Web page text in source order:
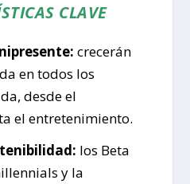
CLAVE
crecerán
en todos los
desde el
el entretenimiento.
los Beta
y la